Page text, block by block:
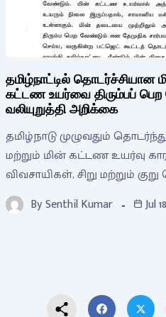
தமிழ்நாட்டில் தொடர்ச்சியான
கட்டண உயர்வை திரும்பப்
வலியுறுத்தி அறிக்கை
தமிழ்நாடு முழுவதும்
மற்றும் மின் கட்டண உயர்வு
விவசாயிகள், சிறு மற்றும்
BySenthil Kumar Jul